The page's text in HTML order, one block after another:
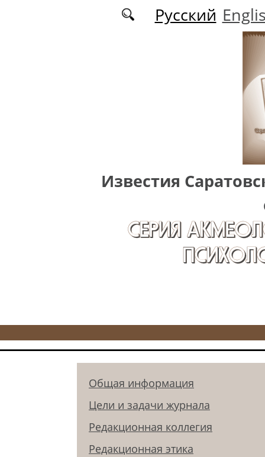
Перейти к основному содержаниюРусский
Известия
СЕРИЯ
Общая информация
Цели и задачи журнала
Редакционная коллегия
Редакционная этика